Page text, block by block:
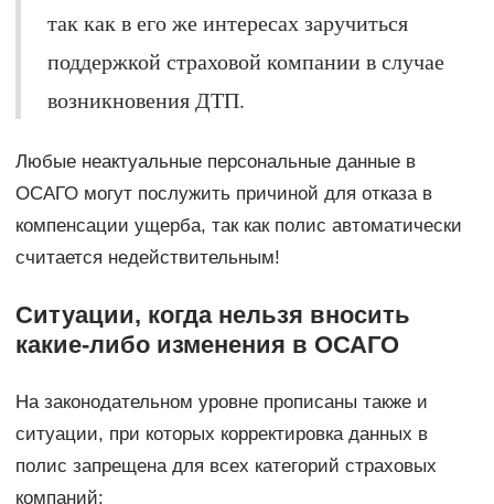
так как в его же интересах заручиться
поддержкой страховой компании в случае
возникновения ДТП.
Любые неактуальные персональные данные в
ОСАГО могут послужить причиной для отказа в
компенсации ущерба, так как полис автоматически
считается недействительным!
Ситуации, когда нельзя вносить
какие-либо изменения в ОСАГО
На законодательном уровне прописаны также и
ситуации, при которых корректировка данных в
полис запрещена для всех категорий страховых
компаний: